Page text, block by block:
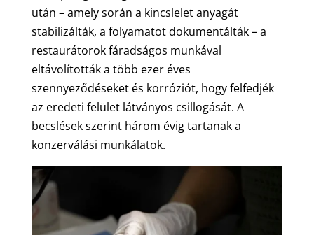
után – amely során a kincslelet anyagát
stabilizálták, a folyamatot dokumentálták – a
restaurátorok fáradságos munkával
eltávolították a több ezer éves
szennyeződéseket és korróziót, hogy felfedjék
az eredeti felület látványos csillogását. A
becslések szerint három évig tartanak a
konzerválási munkálatok.